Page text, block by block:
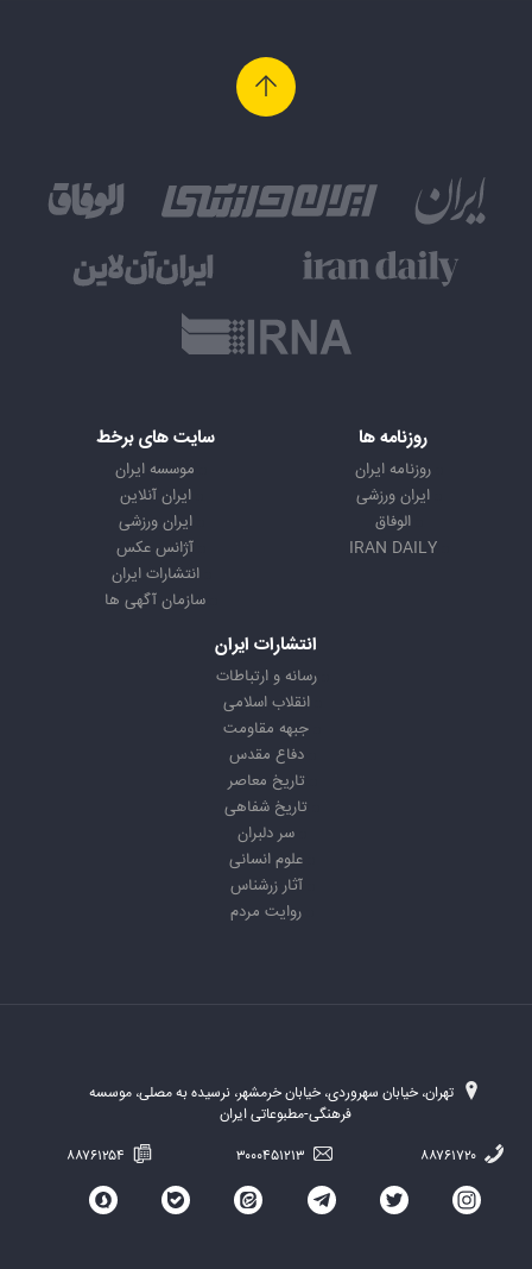
روزنامه ها
روزنامه ایران
ایران ورزشی
الوفاق
IRAN DAILY
سایت های برخط
موسسه ایران
ایران آنلاین
ایران ورزشی
آژانس عکس
انتشارات ایران
سازمان آگهی ها
انتشارات ایران
رسانه و ارتباطات
انقلاب اسلامی
جبهه مقاومت
دفاع مقدس
تاریخ معاصر
تاریخ شفاهی
سر دلبران
علوم انسانی
آثار زرشناس
روایت مردم
تهران، خیابان سهروردی، خیابان خرمشهر، نرسیده به مصلی، موسسه
فرهنگی-مطبوعاتی ایران